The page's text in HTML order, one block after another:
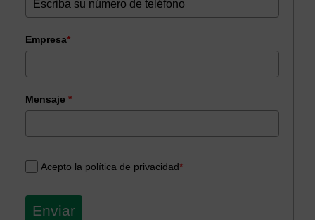
Empresa*
Mensaje *
Acepto la política de privacidad*
Enviar